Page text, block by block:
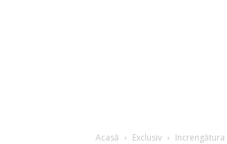
Acasă Exclusiv